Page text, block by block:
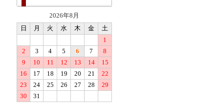
2026年8月
日
月 火 水 木 金
土
1
2
3 4 5 6 7
8
9
10 11 12 13 14
15
16
17 18 19 20 21
22
23
24 25 26 27 28
29
30
31